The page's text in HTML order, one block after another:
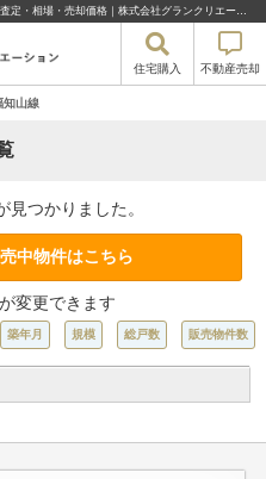
ＪＲ福知山線マンション情報｜購入・売り物件、売却査定・相場・売却価格｜株式会社グランクリエーション
住宅購入 不動産売却
知山線
見つかりました。
中物件はこちら
変更できます
築年月 規模 総戸数 販売物件数